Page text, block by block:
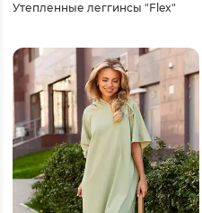
Утепленные леггинсы "Flex"